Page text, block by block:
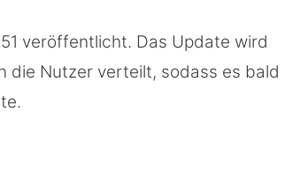
veröffentlicht. Das Update wird
die Nutzer verteilt, sodass es bald